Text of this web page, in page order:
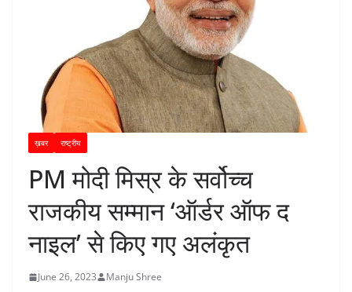
ख़बर राष्ट्रीय
PM मोदी मिस्र के सर्वोच्च
राजकीय सम्मान ‘ऑर्डर ऑफ द
नाइल’ से किए गए अलंकृत
June 26, 2023 Manju Shree